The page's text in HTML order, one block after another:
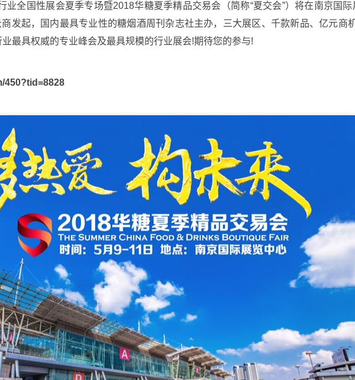
业全国性展会夏季专场暨2018华糖夏季精品交易会（简称“夏交会”）将在南京国际
发起，国内最具专业性的糖烟酒周刊杂志社主办，三大展区、千款新品、亿元商
最具权威的专业峰会及最具规模的行业展会!期待您的参与!
450?tid=8828